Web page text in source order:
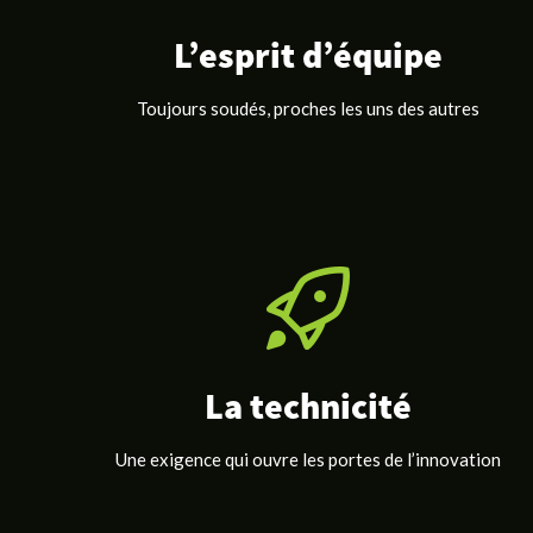
L’esprit d’équipe
Toujours soudés, proches les uns des autres
La technicité
Une exigence qui ouvre les portes de l’innovation